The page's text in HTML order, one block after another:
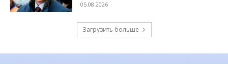
05.08.2026
Загрузить больше